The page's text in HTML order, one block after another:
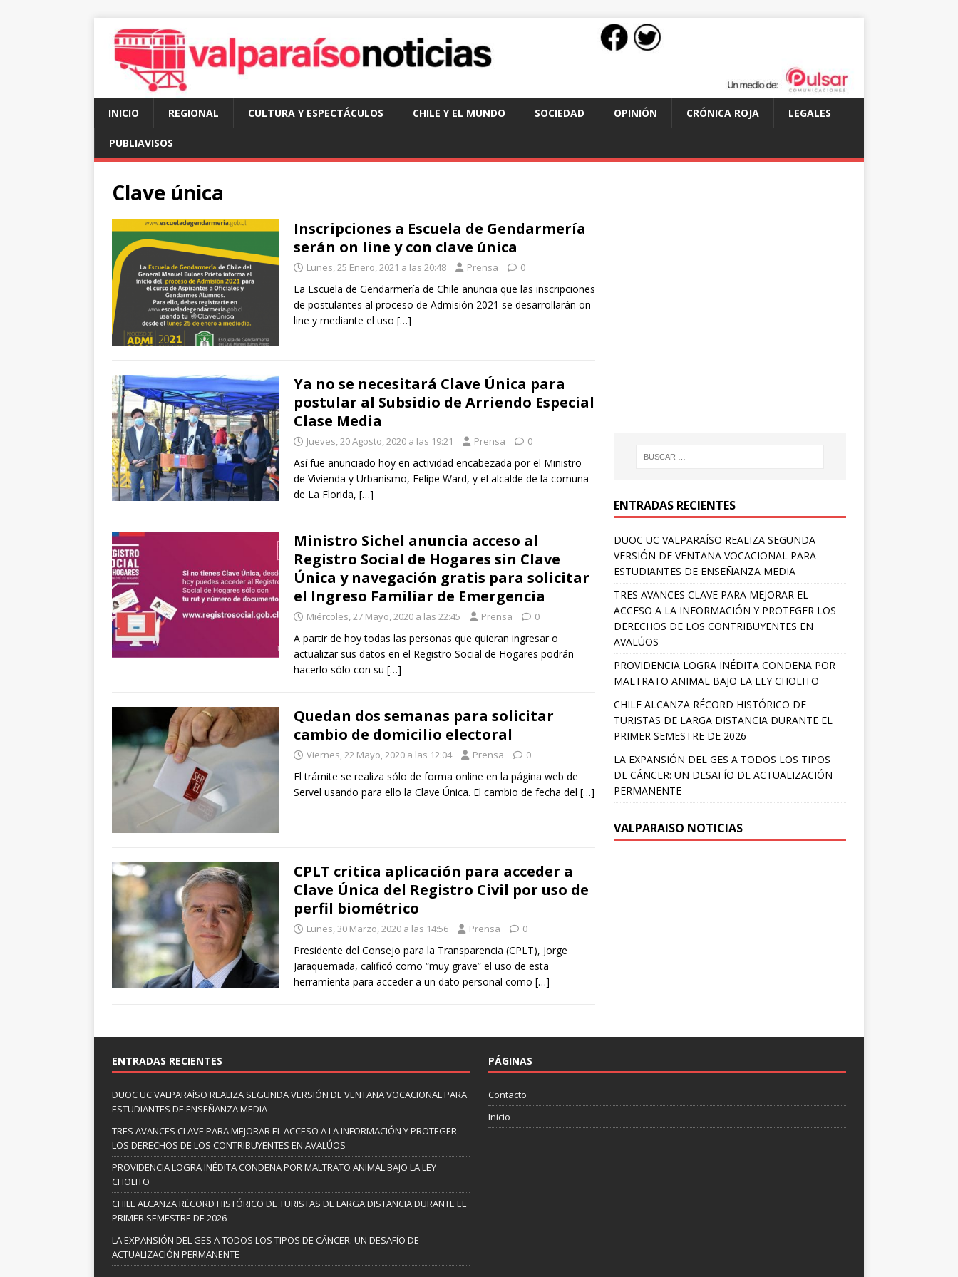
INICIO REGIONAL CULTURA Y ESPECTÁCULOS CHILE Y EL MUNDO SOCIEDAD OPINIÓN CRÓNICA ROJA LEGALES
PUBLIAVISOS
Clave única
Inscripciones a Escuela de Gendarmería
serán on line y con clave única
Lunes, 25 Enero, 2021 a las 20:48 Prensa 0
La Escuela de Gendarmería de Chile anuncia que las inscripciones
de postulantes al proceso de Admisión 2021 se desarrollarán on
line y mediante el uso […]
Ya no se necesitará Clave Única para
postular al Subsidio de Arriendo Especial
Clase Media
Jueves, 20 Agosto, 2020 a las 19:21 Prensa 0
Así fue anunciado hoy en actividad encabezada por el Ministro
de Vivienda y Urbanismo, Felipe Ward, y el alcalde de la comuna
de La Florida, […]
Ministro Sichel anuncia acceso al
Registro Social de Hogares sin Clave
Única y navegación gratis para solicitar
el Ingreso Familiar de Emergencia
Miércoles, 27 Mayo, 2020 a las 22:45 Prensa 0
A partir de hoy todas las personas que quieran ingresar o
actualizar sus datos en el Registro Social de Hogares podrán
hacerlo sólo con su […]
Quedan dos semanas para solicitar
cambio de domicilio electoral
Viernes, 22 Mayo, 2020 a las 12:04 Prensa 0
El trámite se realiza sólo de forma online en la página web de
Servel usando para ello la Clave Única. El cambio de fecha del […]
CPLT critica aplicación para acceder a
Clave Única del Registro Civil por uso de
perfil biométrico
Lunes, 30 Marzo, 2020 a las 14:56 Prensa 0
Presidente del Consejo para la Transparencia (CPLT), Jorge
Jaraquemada, calificó como “muy grave” el uso de esta
herramienta para acceder a un dato personal como […]
ENTRADAS RECIENTES
DUOC UC VALPARAÍSO REALIZA SEGUNDA
VERSIÓN DE VENTANA VOCACIONAL PARA
ESTUDIANTES DE ENSEÑANZA MEDIA
TRES AVANCES CLAVE PARA MEJORAR EL
ACCESO A LA INFORMACIÓN Y PROTEGER LOS
DERECHOS DE LOS CONTRIBUYENTES EN
AVALÚOS
PROVIDENCIA LOGRA INÉDITA CONDENA POR
MALTRATO ANIMAL BAJO LA LEY CHOLITO
CHILE ALCANZA RÉCORD HISTÓRICO DE
TURISTAS DE LARGA DISTANCIA DURANTE EL
PRIMER SEMESTRE DE 2026
LA EXPANSIÓN DEL GES A TODOS LOS TIPOS
DE CÁNCER: UN DESAFÍO DE ACTUALIZACIÓN
PERMANENTE
VALPARAISO NOTICIAS
ENTRADAS RECIENTES
DUOC UC VALPARAÍSO REALIZA SEGUNDA VERSIÓN DE VENTANA VOCACIONAL PARA
ESTUDIANTES DE ENSEÑANZA MEDIA
TRES AVANCES CLAVE PARA MEJORAR EL ACCESO A LA INFORMACIÓN Y PROTEGER
LOS DERECHOS DE LOS CONTRIBUYENTES EN AVALÚOS
PROVIDENCIA LOGRA INÉDITA CONDENA POR MALTRATO ANIMAL BAJO LA LEY
CHOLITO
CHILE ALCANZA RÉCORD HISTÓRICO DE TURISTAS DE LARGA DISTANCIA DURANTE EL
PRIMER SEMESTRE DE 2026
LA EXPANSIÓN DEL GES A TODOS LOS TIPOS DE CÁNCER: UN DESAFÍO DE
ACTUALIZACIÓN PERMANENTE
PÁGINAS
Contacto
Inicio